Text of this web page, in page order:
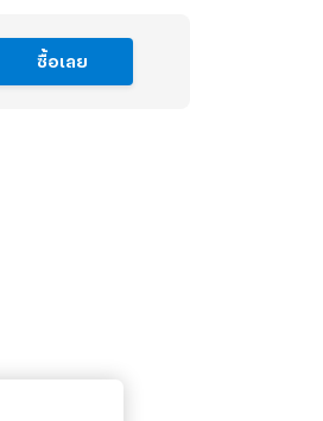
ซื้อเลย